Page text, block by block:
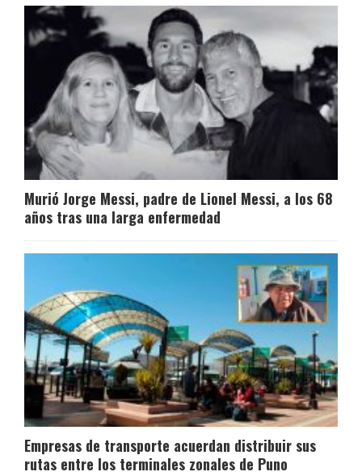
Murió Jorge Messi, padre de Lionel Messi, a los 68
años tras una larga enfermedad
Empresas de transporte acuerdan distribuir sus
rutas entre los terminales zonales de Puno